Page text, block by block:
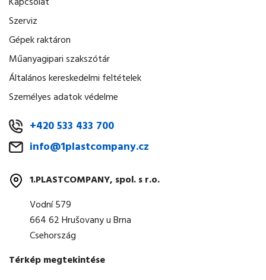
Szerviz
Gépek raktáron
Műanyagipari szakszótár
Általános kereskedelmi feltételek
Személyes adatok védelme
+420 533 433 700
info@1plastcompany.cz
1.PLASTCOMPANY, spol. s r.o.
Vodní 579
664 62 Hrušovany u Brna
Csehország
Térkép megtekintése